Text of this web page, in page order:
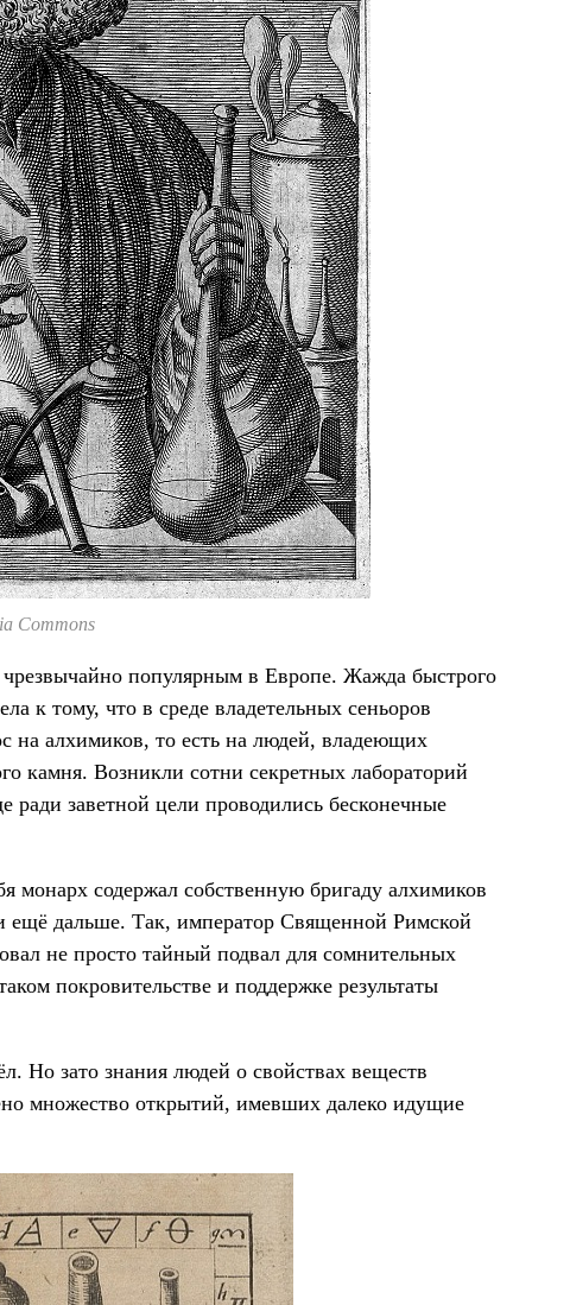
Commons
популярным в Европе. Жажда быстрого
к тому, что в среде владетельных сеньоров
на алхимиков, то есть на людей, владеющих
камня. Возникли сотни секретных лабораторий
ради заветной цели проводились бесконечные
содержал собственную бригаду алхимиков
дальше. Так, император Священной Римской
не просто тайный подвал для сомнительных
покровительстве и поддержке результаты
Но зато знания людей о свойствах веществ
множество открытий, имевших далеко идущие